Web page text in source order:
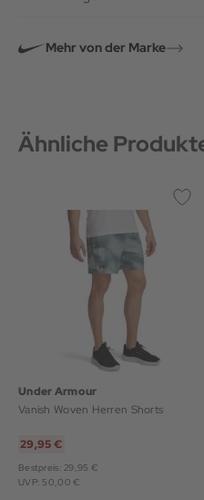
Mehr von der Marke
Ähnliche
Under Armour
Vanish Woven Herren Shorts
29,95 €
Bestpreis: 29,95 €
UVP: 50,00 €